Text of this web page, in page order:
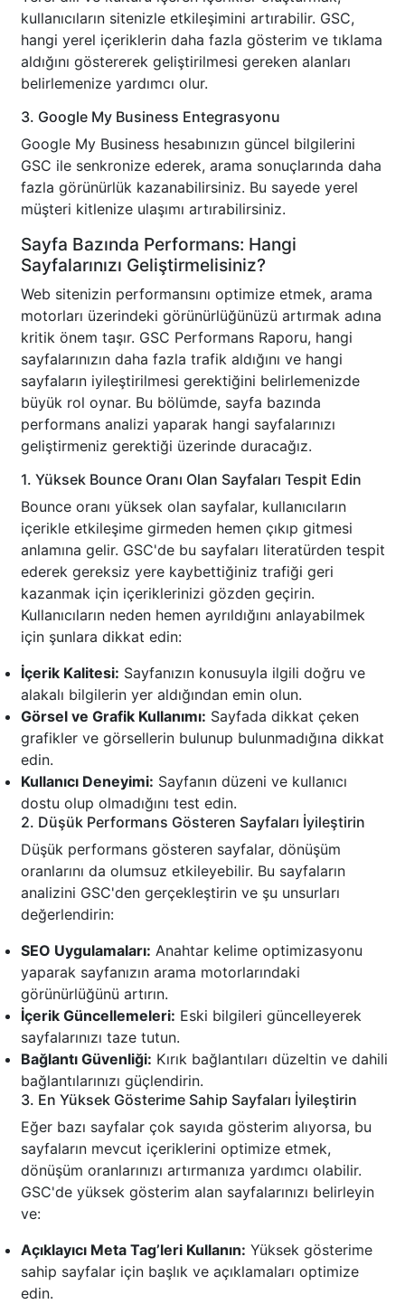
kullanıcıların sitenizle etkileşimini artırabilir. GSC,
hangi yerel içeriklerin daha fazla gösterim ve tıklama
aldığını göstererek geliştirilmesi gereken alanları
belirlemenize yardımcı olur.
3. Google My Business Entegrasyonu
Google My Business hesabınızın güncel bilgilerini
GSC ile senkronize ederek, arama sonuçlarında daha
fazla görünürlük kazanabilirsiniz. Bu sayede yerel
müşteri kitlenize ulaşımı artırabilirsiniz.
Sayfa Bazında Performans: Hangi
Sayfalarınızı Geliştirmelisiniz?
Web sitenizin performansını optimize etmek, arama
motorları üzerindeki görünürlüğünüzü artırmak adına
kritik önem taşır. GSC Performans Raporu, hangi
sayfalarınızın daha fazla trafik aldığını ve hangi
sayfaların iyileştirilmesi gerektiğini belirlemenizde
büyük rol oynar. Bu bölümde, sayfa bazında
performans analizi yaparak hangi sayfalarınızı
geliştirmeniz gerektiği üzerinde duracağız.
1. Yüksek Bounce Oranı Olan Sayfaları Tespit Edin
Bounce oranı yüksek olan sayfalar, kullanıcıların
içerikle etkileşime girmeden hemen çıkıp gitmesi
anlamına gelir. GSC'de bu sayfaları literatürden tespit
ederek gereksiz yere kaybettiğiniz trafiği geri
kazanmak için içeriklerinizi gözden geçirin.
Kullanıcıların neden hemen ayrıldığını anlayabilmek
için şunlara dikkat edin:
İçerik Kalitesi: Sayfanızın konusuyla ilgili doğru ve
alakalı bilgilerin yer aldığından emin olun.
Görsel ve Grafik Kullanımı: Sayfada dikkat çeken
grafikler ve görsellerin bulunup bulunmadığına dikkat
edin.
Kullanıcı Deneyimi: Sayfanın düzeni ve kullanıcı
dostu olup olmadığını test edin.
2. Düşük Performans Gösteren Sayfaları İyileştirin
Düşük performans gösteren sayfalar, dönüşüm
oranlarını da olumsuz etkileyebilir. Bu sayfaların
analizini GSC'den gerçekleştirin ve şu unsurları
değerlendirin:
SEO Uygulamaları: Anahtar kelime optimizasyonu
yaparak sayfanızın arama motorlarındaki
görünürlüğünü artırın.
İçerik Güncellemeleri: Eski bilgileri güncelleyerek
sayfalarınızı taze tutun.
Bağlantı Güvenliği: Kırık bağlantıları düzeltin ve dahili
bağlantılarınızı güçlendirin.
3. En Yüksek Gösterime Sahip Sayfaları İyileştirin
Eğer bazı sayfalar çok sayıda gösterim alıyorsa, bu
sayfaların mevcut içeriklerini optimize etmek,
dönüşüm oranlarınızı artırmanıza yardımcı olabilir.
GSC'de yüksek gösterim alan sayfalarınızı belirleyin
ve:
Açıklayıcı Meta Tag’leri Kullanın: Yüksek gösterime
sahip sayfalar için başlık ve açıklamaları optimize
edin.